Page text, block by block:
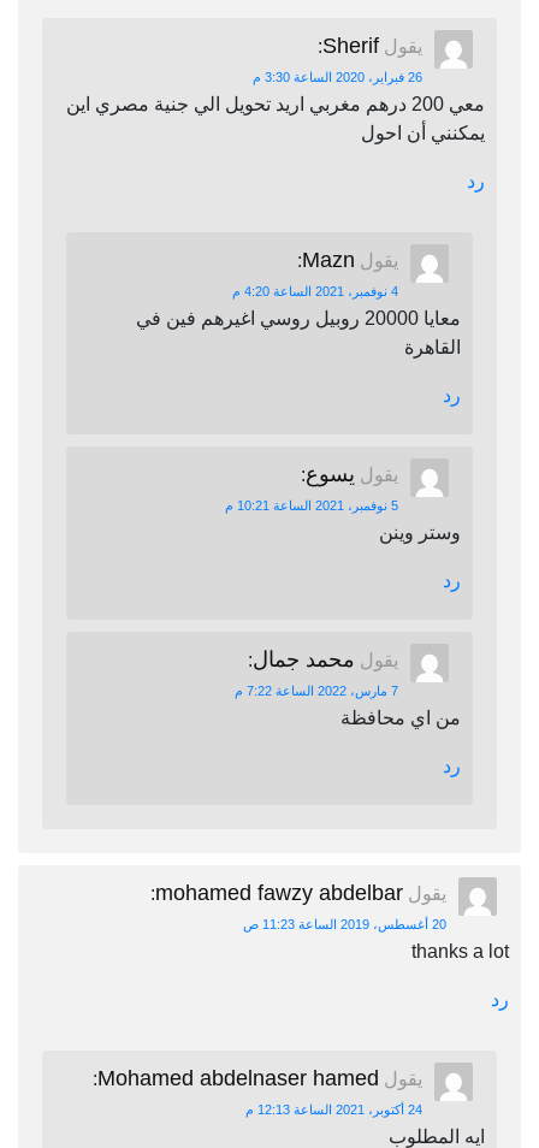
يقول Sherif
:
26 فبراير، 2020 الساعة 3:30 م
معي 200 درهم مغربي اريد تحويل الي جنية مصري اين
يمكنني أن احول
رد
يقول Mazn
:
4 نوفمبر، 2021 الساعة 4:20 م
معايا 20000 روبيل روسي اغيرهم فين في
القاهرة
رد
يقول يسوع:
5 نوفمبر، 2021 الساعة 10:21 م
وستر وينن
رد
يقول محمد جمال:
7 مارس، 2022 الساعة 7:22 م
من اي محافظة
رد
يقول mohamed fawzy abdelbar
:
20 أغسطس، 2019 الساعة 11:23 ص
thanks a lot
رد
يقول Mohamed abdelnaser hamed
:
24 أكتوبر، 2021 الساعة 12:13 م
ايه المطلوب